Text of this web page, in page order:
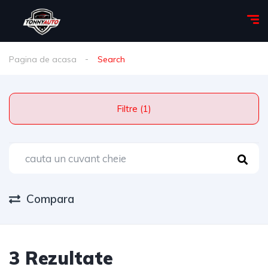
Pagina de acasa Search
Filtre (1)
Compara
3 Rezultate